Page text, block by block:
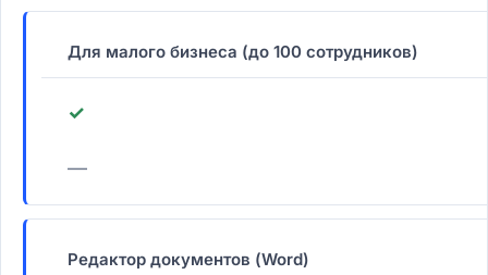
Для малого бизнеса (до 100 сотрудников)
✓
—
Редактор документов (Word)